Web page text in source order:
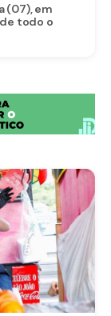
(07), em
todo o